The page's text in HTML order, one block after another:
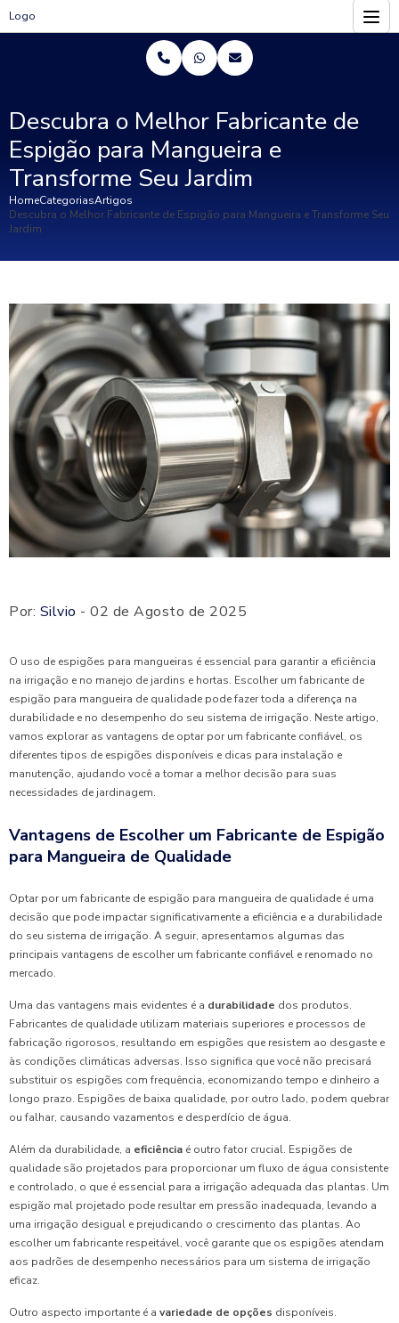
Logo
HomeCategoriasArtigos
Descubra o Melhor Fabricante de Espigão para Mangueira e Transforme Seu
Jardim
Descubra o Melhor Fabricante de
Espigão para Mangueira e
Transforme Seu Jardim
Por: Silvio - 02 de Agosto de 2025
O uso de espigões para mangueiras é essencial para garantir a eficiência
na irrigação e no manejo de jardins e hortas. Escolher um fabricante de
espigão para mangueira de qualidade pode fazer toda a diferença na
durabilidade e no desempenho do seu sistema de irrigação. Neste artigo,
vamos explorar as vantagens de optar por um fabricante confiável, os
diferentes tipos de espigões disponíveis e dicas para instalação e
manutenção, ajudando você a tomar a melhor decisão para suas
necessidades de jardinagem.
Vantagens de Escolher um Fabricante de Espigão
para Mangueira de Qualidade
Optar por um fabricante de espigão para mangueira de qualidade é uma
decisão que pode impactar significativamente a eficiência e a durabilidade
do seu sistema de irrigação. A seguir, apresentamos algumas das
principais vantagens de escolher um fabricante confiável e renomado no
mercado.
Uma das vantagens mais evidentes é a durabilidade dos produtos.
Fabricantes de qualidade utilizam materiais superiores e processos de
fabricação rigorosos, resultando em espigões que resistem ao desgaste e
às condições climáticas adversas. Isso significa que você não precisará
substituir os espigões com frequência, economizando tempo e dinheiro a
longo prazo. Espigões de baixa qualidade, por outro lado, podem quebrar
ou falhar, causando vazamentos e desperdício de água.
Além da durabilidade, a eficiência é outro fator crucial. Espigões de
qualidade são projetados para proporcionar um fluxo de água consistente
e controlado, o que é essencial para a irrigação adequada das plantas. Um
espigão mal projetado pode resultar em pressão inadequada, levando a
uma irrigação desigual e prejudicando o crescimento das plantas. Ao
escolher um fabricante respeitável, você garante que os espigões atendam
aos padrões de desempenho necessários para um sistema de irrigação
eficaz.
Outro aspecto importante é a variedade de opções disponíveis.